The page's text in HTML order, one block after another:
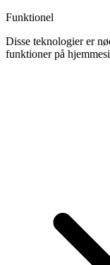
Funktionel
Disse teknologier er
funktioner på